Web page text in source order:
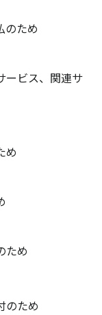
のため
ービス、関連サ
め
ため
のため